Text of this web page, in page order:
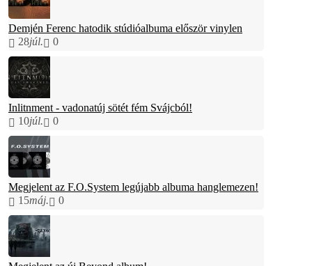
Demjén Ferenc hatodik stúdióalbuma először vinylen
28júl. 0
Inlitnment - vadonatúj sötét fém Svájcból!
10júl. 0
Megjelent az F.O.System legújabb albuma hanglemezen!
15máj. 0